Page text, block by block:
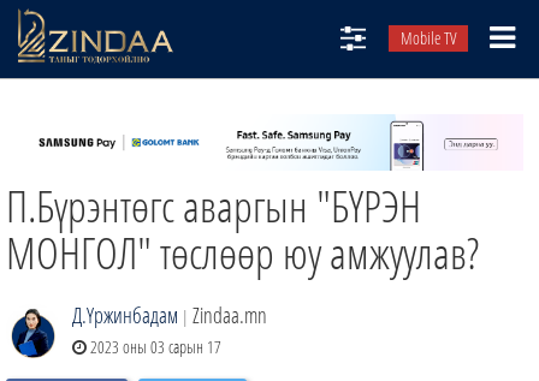
Mobile TV
ТВ8
ӨГЛӨӨНИЙ СОНИН
АУДИО ЗОХИОЛ
П.Бүрэнтөгс аваргын "БҮРЭН
МОНГОЛ" төслөөр юу амжуулав?
Д.Үржинбадам | Zindaa.mn
2023 оны 03 сарын 17